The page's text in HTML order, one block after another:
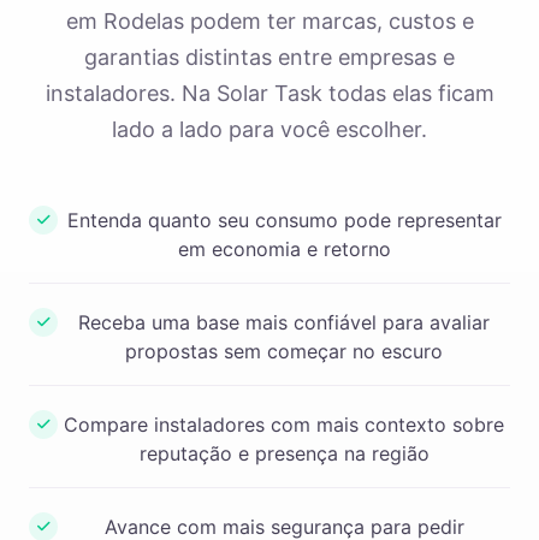
em Rodelas podem ter marcas, custos e
garantias distintas entre empresas e
instaladores. Na Solar Task todas elas ficam
lado a lado para você escolher.
Entenda quanto seu consumo pode representar
em economia e retorno
Receba uma base mais confiável para avaliar
propostas sem começar no escuro
Compare instaladores com mais contexto sobre
reputação e presença na região
Avance com mais segurança para pedir